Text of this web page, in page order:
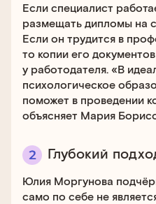
Если специалист
размещать дипломы на
Если он трудится в
то копии его
у работодателя. «В
психологическое
поможет в проведении
объясняет Мария
Глубокий
Юлия Моргунова
само по себе не